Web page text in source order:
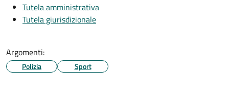
Tutela amministrativa
Tutela giurisdizionale
Argomenti:
Polizia Sport